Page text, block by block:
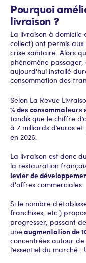
Pourquoi
livraison ?
La livraison à
collect) ont permis
crise sanitaire. Alors
phénomène passager,
aujourd'hui installé
consommation des
Selon La Revue
% des
tandis que le chiffre
à 7 milliards d’euros
en 2026.
La livraison est donc
la restauration
levier de
d'offres commerciales.
Si le nombre
franchises, etc.)
progresser, passant
uneaugmentation de
concentrées autour
l’essentiel du marché